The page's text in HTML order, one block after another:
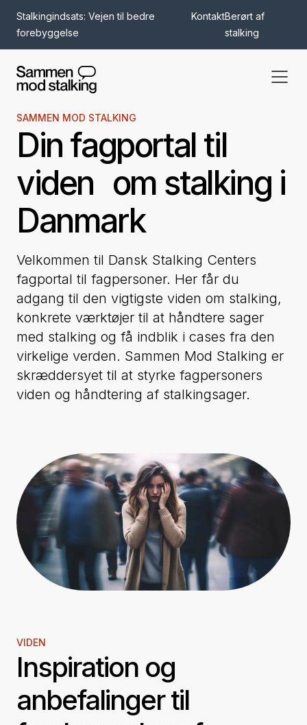
Stalkingindsats: Vejen til bedre
forebyggelse
KontaktBerørt af
stalking
SAMMEN MOD STALKING
Din fagportal til
viden om stalking i
Danmark
Velkommen til Dansk Stalking Centers
fagportal til fagpersoner. Her får du
adgang til den vigtigste viden om stalking,
konkrete værktøjer til at håndtere sager
med stalking og få indblik i cases fra den
virkelige verden. Sammen Mod Stalking er
skræddersyet til at styrke fagpersoners
viden og håndtering af stalkingsager.
VIDEN
Inspiration og
anbefalinger til